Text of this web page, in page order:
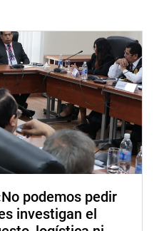
podemos pedir
investigan el